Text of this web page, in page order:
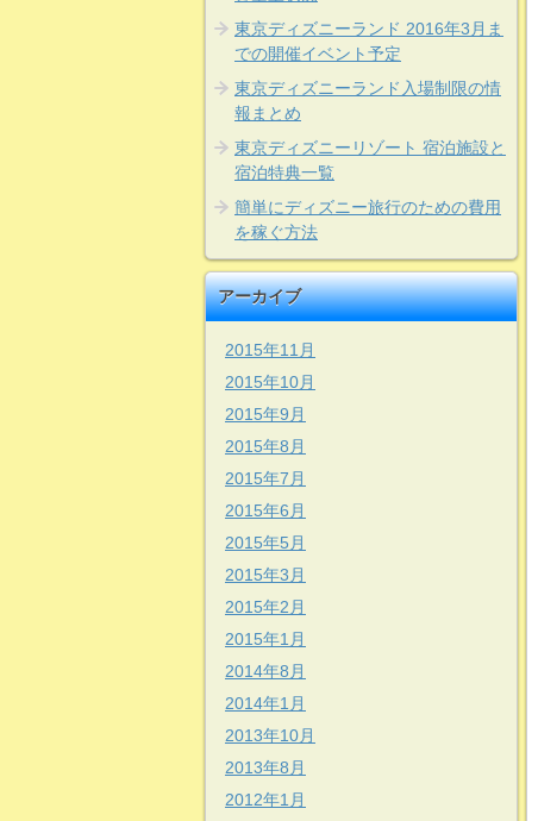
東京ディズニーランド 2016年3月ま
での開催イベント予定
東京ディズニーランド入場制限の情
報まとめ
東京ディズニーリゾート 宿泊施設と
宿泊特典一覧
簡単にディズニー旅行のための費用
を稼ぐ方法
アーカイブ
2015年11月
2015年10月
2015年9月
2015年8月
2015年7月
2015年6月
2015年5月
2015年3月
2015年2月
2015年1月
2014年8月
2014年1月
2013年10月
2013年8月
2012年1月